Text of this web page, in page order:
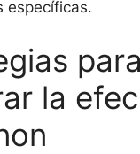
específicas.
para
la